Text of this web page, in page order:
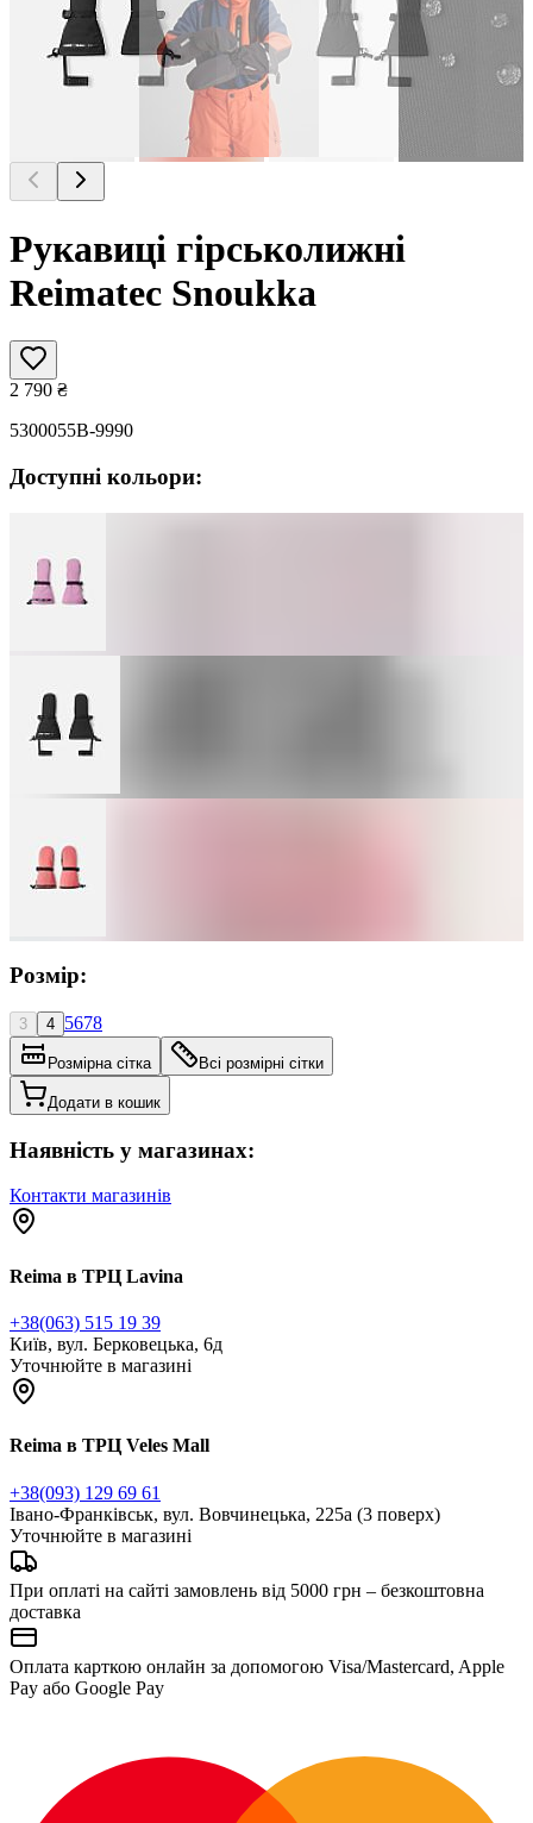
Рукавиці гірськолижні
Reimatec Snoukka
2 790 ₴
5300055B-9990
Доступні кольори:
Розмір:
3 4 5678
Розмірна сітка Всі розмірні сітки
Додати в кошик
Наявність у магазинах:
Контакти магазинів
Reima в ТРЦ Lavina
+38(063) 515 19 39
Київ, вул. Берковецька, 6д
Уточнюйте в магазині
Reima в ТРЦ Veles Mall
+38(093) 129 69 61
Івано-Франківськ, вул. Вовчинецька, 225а (3 поверх)
Уточнюйте в магазині
При оплаті на сайті замовлень від 5000 грн – безкоштовна
доставка
Оплата карткою онлайн за допомогою Visa/Mastercard, Apple
Pay або Google Pay